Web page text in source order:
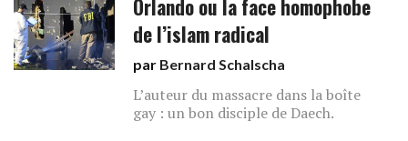
Orlando ou la face homophobe
de l’islam radical
par Bernard Schalscha
L’auteur du massacre dans la boîte
gay : un bon disciple de Daech.